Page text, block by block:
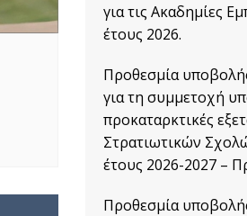
για τις Ακαδημίες
έτους 2026.
Προθεσμία
για τη συμμετοχή
προκαταρκτικές
Στρατιωτικών
έτους 2026-2027 –
Προθεσμία